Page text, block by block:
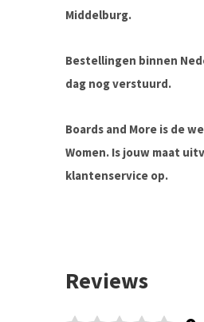
Middelburg.
Bestellingen binnen
dag nog verstuurd.
Boards and More is de
Women. Is jouw maat
klantenservice op.
Reviews